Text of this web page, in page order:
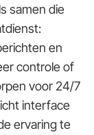
samen die
en
controle of
voor 24/7
interface
ervaring te